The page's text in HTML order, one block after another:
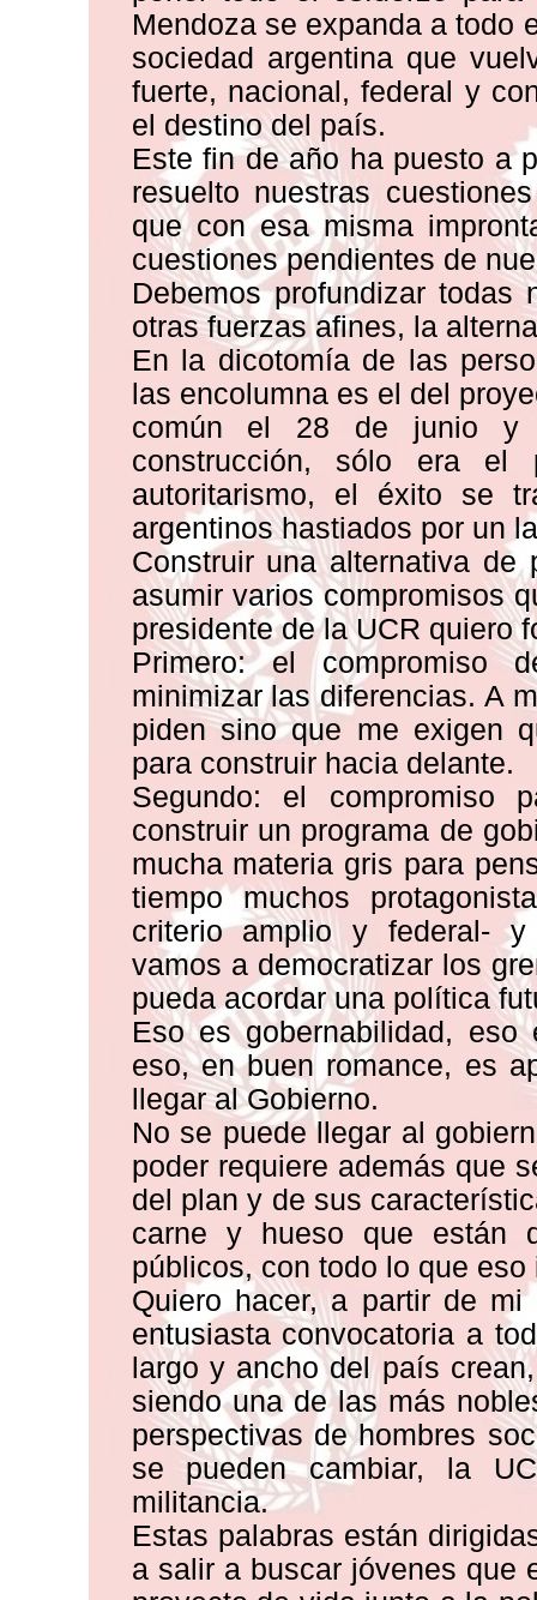
Mendoza se expanda a todo
sociedad argentina que
fuerte, nacional, federal y
el destino del país.
Este fin de año ha puesto a
resuelto nuestras
que con esa misma
cuestiones pendientes de
Debemos profundizar todas
otras fuerzas afines, la
En la dicotomía de las
las encolumna es el del
común el 28 de junio y
construcción, sólo era
autoritarismo, el éxito se
argentinos hastiados por un
Construir una alternativa
asumir varios compromisos
presidente de la UCR quiero
Primero: el compromiso
minimizar las diferencias. A
piden sino que me exigen
para construir hacia delante.
Segundo: el compromiso
construir un programa de
mucha materia gris para
tiempo muchos
criterio amplio y federal- y
vamos a democratizar los
pueda acordar una política
Eso es gobernabilidad,
eso, en buen romance, es
llegar al Gobierno.
No se puede llegar al
poder requiere además que
del plan y de sus
carne y hueso que están
públicos, con todo lo que
Quiero hacer, a partir de
entusiasta convocatoria a
largo y ancho del país
siendo una de las más
perspectivas de hombres
se pueden cambiar, la
militancia.
Estas palabras están
a salir a buscar jóvenes que